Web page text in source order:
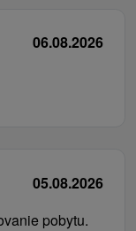
06.08.2026
05.08.2026
pobytu.